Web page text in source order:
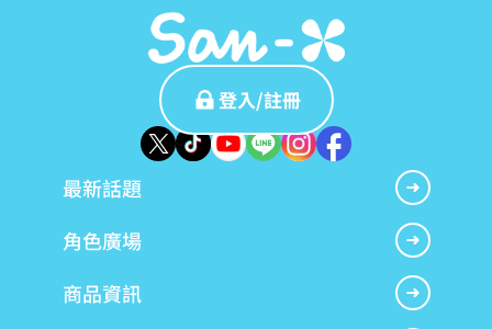
登入/註冊
最新話題
角色廣場
商品資訊